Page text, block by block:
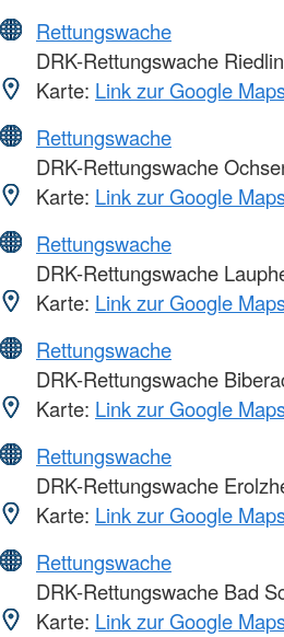
Rettungswache
DRK-Rettungswache
Karte: Link zur Google
Rettungswache
DRK-Rettungswache
Karte: Link zur Google
Rettungswache
DRK-Rettungswache
Karte: Link zur Google
Rettungswache
DRK-Rettungswache
Karte: Link zur Google
Rettungswache
DRK-Rettungswache
Karte: Link zur Google
Rettungswache
DRK-Rettungswache Bad
Karte: Link zur Google